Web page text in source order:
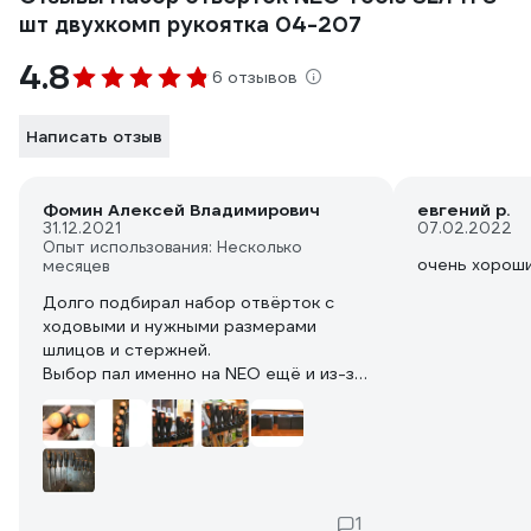
шт двухкомп рукоятка 04-207
4.8 6 отзывов
Написать отзыв
Фомин Алексей Владимирович
31.12.2021
Опыт использования: Несколько
месяцев
Долго подбирал набор отвёрток с
ходовыми и нужными размерами
шлицов и стержней.
Выбор пал именно на NEO ещё и из-за
подходящей навесной системы
хранения.
Инструмент упакован в блистер -
удобно, наглядно! Подвес для
отвёрток прост и надёжен - ничего не
1
евгений р.
07.02.2022
очень